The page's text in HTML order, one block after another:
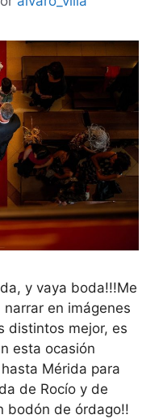
y vaya boda!!!Me
en imágenes
distintos mejor, es
esta ocasión
Mérida para
de Rocío y de
bodón de órdago!!